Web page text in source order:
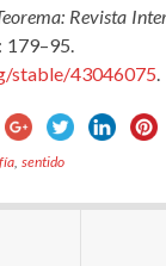
Revista
179–95.
stable/43046075.
,sentido